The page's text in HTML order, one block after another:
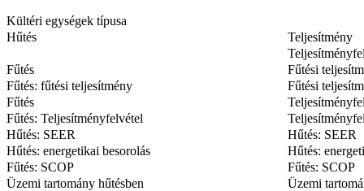
Kültéri egységek típusa
Hűtés
Teljesítmény
Fűtés
Fűtési
Fűtés: fűtési teljesítmény
Fűtési
Fűtés
Fűtés: Teljesítményfelvétel
Hűtés: SEER
Hűtés: SEER
Hűtés: energetikai besorolás
Hűtés:
Fűtés: SCOP
Fűtés: SCOP
Üzemi tartomány hűtésben
Üzemi